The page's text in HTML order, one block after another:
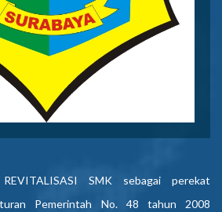
REVITALISASI SMK sebagai perekat
Pemerintah No. 48 tahun 2008